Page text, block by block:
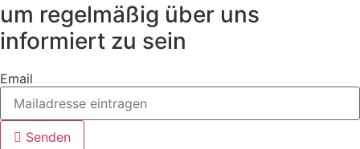
um regelmäßig über uns
informiert zu sein
Email
Senden